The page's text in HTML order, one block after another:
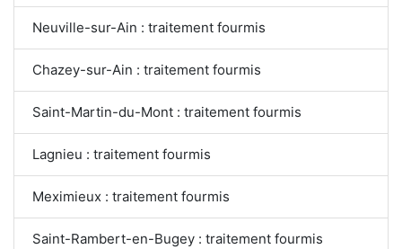
Neuville-sur-Ain : traitement fourmis
Chazey-sur-Ain : traitement fourmis
Saint-Martin-du-Mont : traitement fourmis
Lagnieu : traitement fourmis
Meximieux : traitement fourmis
Saint-Rambert-en-Bugey : traitement fourmis